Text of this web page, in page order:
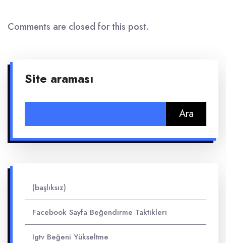
Comments are closed for this post.
Site araması
(başlıksız)
Facebook Sayfa Beğendirme Taktikleri
Igtv Beğeni Yükseltme